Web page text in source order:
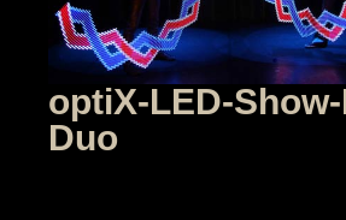
optiX-LED-
Duo